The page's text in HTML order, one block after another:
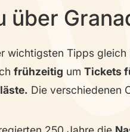
über
wichtigsten Tipps
frühzeitig um Tickets
Die verschiedenen